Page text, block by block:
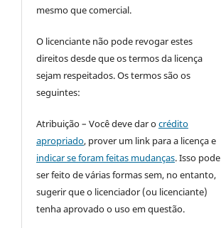
mesmo que comercial.
O licenciante não pode revogar estes
direitos desde que os termos da licença
sejam respeitados. Os termos são os
seguintes:
Atribuição – Você deve dar ocrédito
apropriado, prover um link para a licença e
indicar se foram feitas mudanças. Isso pode
ser feito de várias formas sem, no entanto,
sugerir que o licenciador (ou licenciante)
tenha aprovado o uso em questão.